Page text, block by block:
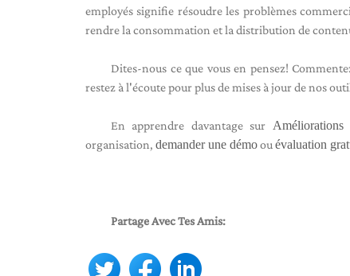
employés signifie résoudre les problèmes
rendre la consommation et la distribution de
Dites-nous ce que vous en pensez!
restez à l'écoute pour plus de mises à jour de nos
En apprendre davantage sur
organisation, demander une démoou évaluation
Partage Avec Tes Amis: